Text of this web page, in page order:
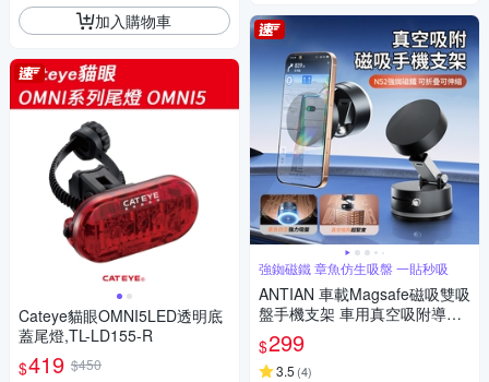
加入購物車
Cateye貓眼OMNI5LED透明底
蓋尾燈,TL-LD155-R
$419 $450
強銣磁鐵 章魚仿生吸盤 一貼秒吸
ANTIAN 車載Magsafe磁吸雙吸
盤手機支架 車用真空吸附導航
支架 汽車可伸縮雙重調節手機
架
$299
3.5 (4)